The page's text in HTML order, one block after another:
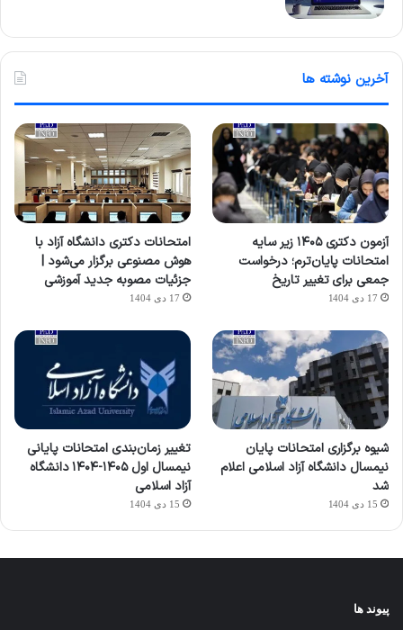
آخرین نوشته ها
آزمون دکتری ۱۴۰۵ زیر سایه
امتحانات پایان‌ترم؛ درخواست
جمعی برای تغییر تاریخ
17 دی 1404
امتحانات دکتری دانشگاه آزاد با
هوش مصنوعی برگزار می‌شود |
جزئیات مصوبه جدید آموزشی
17 دی 1404
شیوه برگزاری امتحانات پایان
نیمسال دانشگاه آزاد اسلامی اعلام
شد
15 دی 1404
تغییر زمان‌بندی امتحانات پایانی
نیمسال اول ۱۴۰۵-۱۴۰۴ دانشگاه
آزاد اسلامی
15 دی 1404
پیوند ها